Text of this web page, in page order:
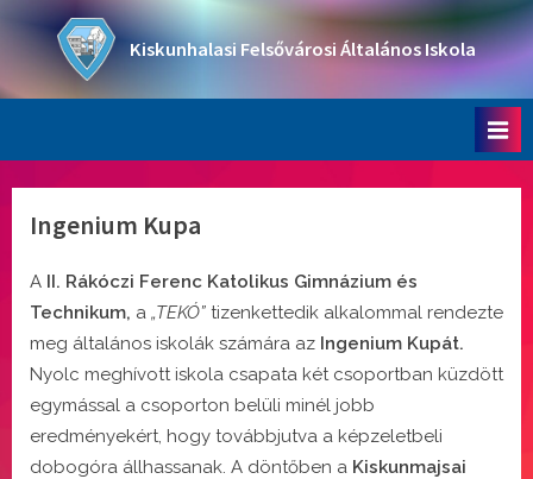
content
Kiskunhalasi Felsővárosi Általános Iskola
Ingenium Kupa
A II. Rákóczi Ferenc Katolikus Gimnázium és
Technikum, a „TEKÓ” tizenkettedik alkalommal rendezte
meg általános iskolák számára az Ingenium Kupát.
Nyolc meghívott iskola csapata két csoportban küzdött
egymással a csoporton belüli minél jobb
eredményekért, hogy továbbjutva a képzeletbeli
dobogóra állhassanak. A döntőben a Kiskunmajsai